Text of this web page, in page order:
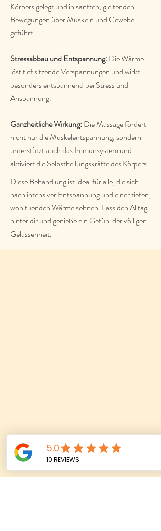
Körpers gelegt und in sanften, gleitenden
Bewegungen über Muskeln und Gewebe
geführt.
Stressabbau und Entspannung:Die Wärme
löst tief sitzende Verspannungen und wirkt
besonders entspannend bei Stress und
Anspannung.
Ganzheitliche Wirkung:Die Massage fördert
nicht nur die Muskelentspannung, sondern
unterstützt auch das Immunsystem und
aktiviert die Selbstheilungskräfte des Körpers.
Diese Behandlung ist ideal für alle, die sich
nach intensiver Entspannung und einer tiefen,
wohltuenden Wärme sehnen. Lass den Alltag
hinter dir und genieße ein Gefühl der völligen
Gelassenheit.